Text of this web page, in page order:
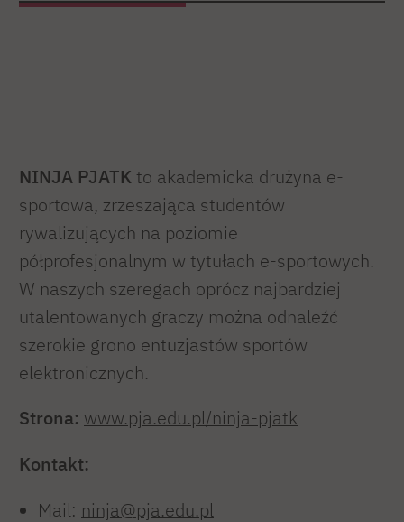
NINJA PJATK to akademicka drużyna e-
sportowa, zrzeszająca studentów
rywalizujących na poziomie
półprofesjonalnym w tytułach e-sportowych.
W naszych szeregach oprócz najbardziej
utalentowanych graczy można odnaleźć
szerokie grono entuzjastów sportów
elektronicznych.
Strona: www.pja.edu.pl/ninja-pjatk
Kontakt:
Mail: ninja@pja.edu.pl